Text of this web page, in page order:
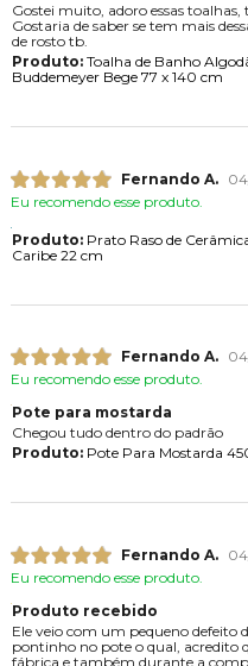
Gostei muito, adoro essas toalhas,
Gostaria de saber se tem mais
de rosto tb.
Produto:Toalha de Banho
Buddemeyer Bege 77 x 140 cm
Fernando A.
Eu recomendo esse produto.
Produto:Prato Raso de
Caribe 22 cm
Fernando A.
Eu recomendo esse produto.
Pote para mostarda
Chegou tudo dentro do padrão
Produto:Pote Para Mostarda
Fernando A.
Eu recomendo esse produto.
Produto recebido
Ele veio com um pequeno defeito
pontinho no pote o qual, acredito
fábrica e também durante a